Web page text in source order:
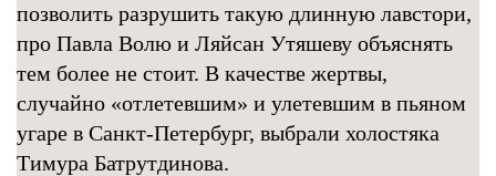
позволить разрушить такую длинную лавстори,
про Павла Волю и Ляйсан Утяшеву объяснять
тем более не стоит. В качестве жертвы,
случайно «отлетевшим» и улетевшим в пьяном
угаре в Санкт-Петербург, выбрали холостяка
Тимура Батрутдинова.